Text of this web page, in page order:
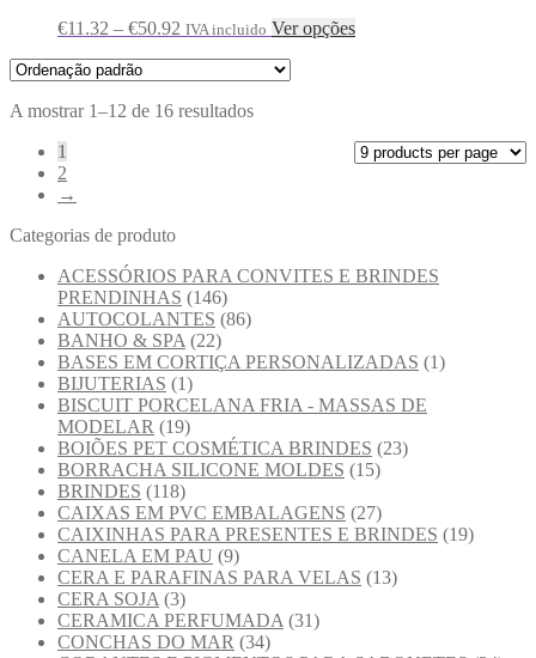
€11.32 – €50.92 IVA incluido Ver opções
A mostrar 1–12 de 16 resultados
1
2
→
Categorias de produto
ACESSÓRIOS PARA CONVITES E BRINDES
PRENDINHAS (146)
AUTOCOLANTES (86)
BANHO & SPA (22)
BASES EM CORTIÇA PERSONALIZADAS (1)
BIJUTERIAS (1)
BISCUIT PORCELANA FRIA - MASSAS DE
MODELAR (19)
BOIÕES PET COSMÉTICA BRINDES (23)
BORRACHA SILICONE MOLDES (15)
BRINDES (118)
CAIXAS EM PVC EMBALAGENS (27)
CAIXINHAS PARA PRESENTES E BRINDES (19)
CANELA EM PAU (9)
CERA E PARAFINAS PARA VELAS (13)
CERA SOJA (3)
CERAMICA PERFUMADA (31)
CONCHAS DO MAR (34)